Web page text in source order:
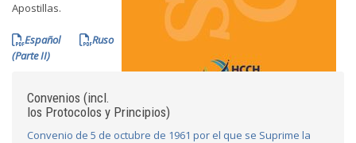
Apostillas.
Español
Ruso
(Parte II)
Convenios (incl.
los Protocolos y Principios)
Convenio de 5 de octubre de 1961 por el que se Suprime la